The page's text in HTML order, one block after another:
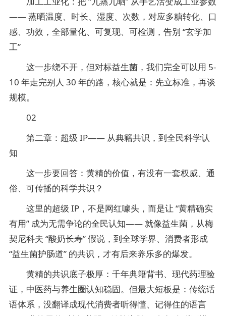
—— 蒸晒温度、时长、湿度、次数，对应多糖转化、口
感、功效，全部量化、可复现、可检测，告别 “玄学加
工”
这一步绕不开，但对标益生菌，我们完全可以用 5-
10 年走完别人 30 年的路，核心就是：先立标准，再谈
规模。
02
第二章：超级 IP—— 从典籍共识，到全民科学认
知
这一步要回答：黄精的价值，有没有一套权威、通
俗、可传播的科学共识？
这里的超级 IP，不是网红噱头，而是让 “黄精确实
有用” 成为无需争论的全民认知—— 就像益生菌，从梅
契尼科夫 “酸奶长寿” 假说，到全球学界、消费者形成
“益生菌护肠道” 的共识，才有后来养乐多的爆发。
黄精的共识底子极厚：千年典籍背书、现代药理验
证，中医药与养生圈认知稳固。但最大短板是：传统话
语体系，没翻译成现代消费者听得懂、记得住的语言